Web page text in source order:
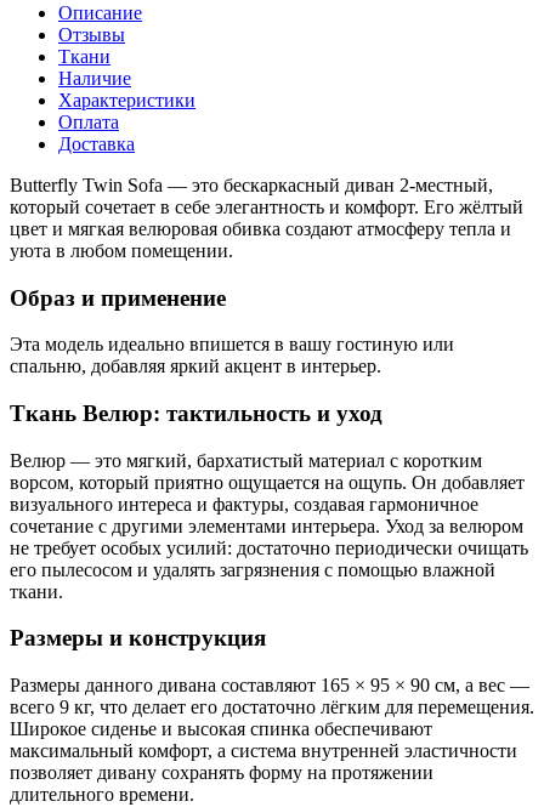
Описание
Отзывы
Ткани
Наличие
Характеристики
Оплата
Доставка
Butterfly Twin Sofa — это бескаркасный диван 2-местный,
который сочетает в себе элегантность и комфорт. Его жёлтый
цвет и мягкая велюровая обивка создают атмосферу тепла и
уюта в любом помещении.
Образ и применение
Эта модель идеально впишется в вашу гостиную или
спальню, добавляя яркий акцент в интерьер.
Ткань Велюр: тактильность и уход
Велюр — это мягкий, бархатистый материал с коротким
ворсом, который приятно ощущается на ощупь. Он добавляет
визуального интереса и фактуры, создавая гармоничное
сочетание с другими элементами интерьера. Уход за велюром
не требует особых усилий: достаточно периодически очищать
его пылесосом и удалять загрязнения с помощью влажной
ткани.
Размеры и конструкция
Размеры данного дивана составляют 165 × 95 × 90 см, а вес —
всего 9 кг, что делает его достаточно лёгким для перемещения.
Широкое сиденье и высокая спинка обеспечивают
максимальный комфорт, а система внутренней эластичности
позволяет дивану сохранять форму на протяжении
длительного времени.